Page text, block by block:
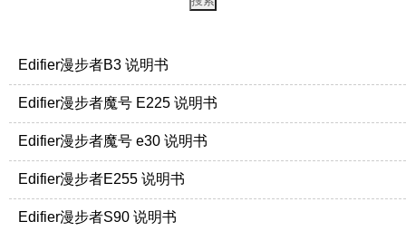
Edifier漫步者B3 说明书
Edifier漫步者魔号 E225 说明书
Edifier漫步者魔号 e30 说明书
Edifier漫步者E255 说明书
Edifier漫步者S90 说明书